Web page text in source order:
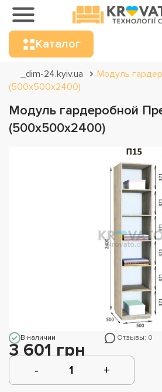
Каталог
_dim-24.kyiv.ua
Модуль
(500х500х2400)
Модуль гардеробной
(500х500х2400)
В наличии Отзывы: 0
3 601 грн